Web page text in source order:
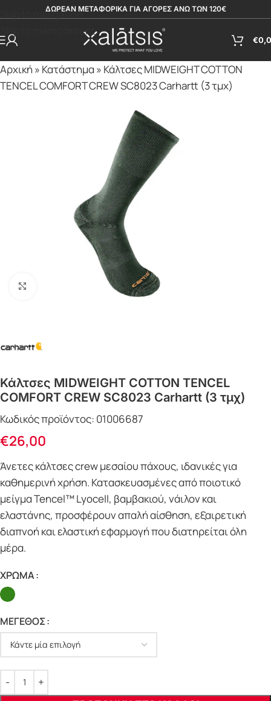
Skip to navigation
Skip to main content
ΔΩΡΕΑΝ ΜΕΤΑΦΟΡΙΚΑ ΓΙΑ ΑΓΟΡΕΣ ΑΝΩ ΤΩΝ 120€
€
Αρχική » Κατάστημα» Κάλτσες MIDWEIGHT COTTON
TENCEL COMFORT CREW SC8023 Carhartt (3 τμχ)
Κάλτσες MIDWEIGHT COTTON TENCEL
COMFORT CREW SC8023 Carhartt (3 τμχ)
Κωδικός προϊόντος: 01006687
€26,00
Άνετες κάλτσες crew μεσαίου πάχους, ιδανικές για
καθημερινή χρήση. Κατασκευασμένες από ποιοτικό
μείγμα Tencel™ Lyocell, βαμβακιού, νάιλον και
ελαστάνης, προσφέρουν απαλή αίσθηση, εξαιρετική
διαπνοή και ελαστική εφαρμογή που διατηρείται όλη
μέρα.
ΧΡΩΜΑ
ΜΕΓΕΘΟΣ